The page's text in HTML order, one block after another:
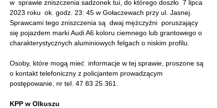
w sprawie zniszczenia sadzonek tui, do którego doszło 7 lipca
2023 roku ok. godz. 23: 45 w Gołaczewach przy ul. Jasnej.
Sprawcami tego zniszczenia są dwaj mężczyźni poruszający
się pojazdem marki Audi A6 koloru ciemnego lub grantowego o
charakterystycznych aluminiowych felgach o niskim profilu.
Osoby, które mogą mieć informacje w tej sprawie, proszone są
o kontakt telefoniczny z policjantem prowadzącym
postępowanie, nr tel. 47 83 25 361.
KPP w Olkuszu